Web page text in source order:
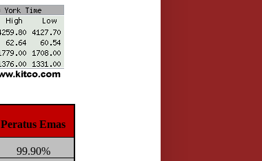
Peratus Emas
99.90%